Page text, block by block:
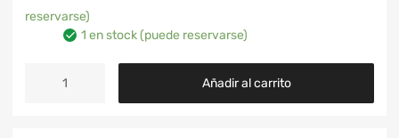
reservarse)
1 en stock (puede reservarse)
Añadir al carrito